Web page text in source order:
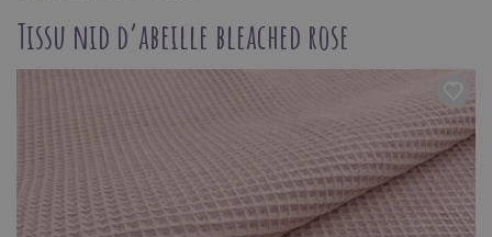
Tissu nid d’abeille bleached rose